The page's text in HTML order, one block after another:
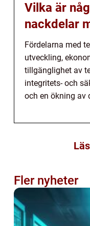
Vilka är
nackdelar
Fördelarna med
utveckling,
tillgänglighet av
integritets- och
och en ökning av
Fler nyheter